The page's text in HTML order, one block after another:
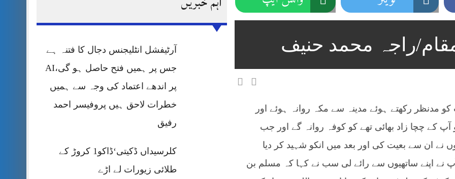
سخت ایکشن، 2 اے ایس آئی سمیت 12 اہلکاروں کو نوکری سے فارغ کردیا گیا۔
اسسٹنٹ کمشنر کلرسیداں سیدہ زینب حسین کی پریس کانفرنس
سپردِ خاک
گرج چمک کے ساتھ بارش کا الرٹ جاری.
آرٹیفشل انٹلیجنس دجال کا فتنہ ہے
جس پر ہمیں فتح حاصل ہو گی،AI
پر اندھے اعتماد کی وجہ سے ہمیں
خطرات لاحق ہیں پروفیسر احمد
رفیق
کلرسیداں ڈکیتی‘ڈاکو1 کروڑ کے
طلائی زیورات لے اڑے
راجہ محمد حنیف
مدنظر رکھتے ہوئے مدینہ سے مکہ روانہ ہوئے اور
چچا زاد بھائی تھے کو کوفہ روانہ گے اور جب
ان سے بعیت کی اور بعد میں انکو شہید کر دیا
نے اپنے ساتھیوں سے رائے لی سب نے کہا کہ مسلم بن